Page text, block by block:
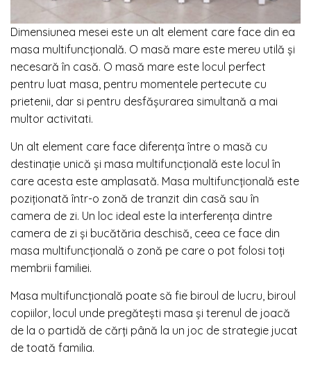
Dimensiunea mesei este un alt element care face din ea
masa multifuncțională. O masă mare este mereu utilă și
necesară în casă. O masă mare este locul perfect
pentru luat masa, pentru momentele pertecute cu
prietenii, dar si pentru desfășurarea simultană a mai
multor activitati.
Un alt element care face diferența între o masă cu
destinație unică și masa multifuncțională este locul în
care acesta este amplasată. Masa multifuncțională este
poziționată într-o zonă de tranzit din casă sau în
camera de zi. Un loc ideal este la interferența dintre
camera de zi și bucătăria deschisă, ceea ce face din
masa multifuncțională o zonă pe care o pot folosi toți
membrii familiei.
Masa multifuncțională poate să fie biroul de lucru, biroul
copiilor, locul unde pregătești masa și terenul de joacă
de la o partidă de cărți până la un joc de strategie jucat
de toată familia.